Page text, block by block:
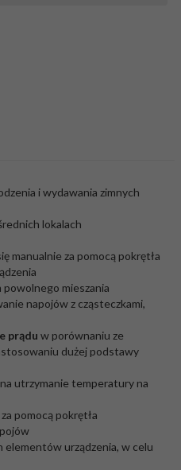
i wydawania zimnych
lokalach
manualnie za pomocą pokrętła
mieszania
napojów z cząsteczkami,
prądu w porównaniu ze
dużej podstawy
utrzymanie temperatury na
pomocą pokrętła
urządzenia, w celu